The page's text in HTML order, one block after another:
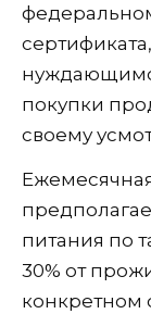
покупки
своему
питания по
30% от
конкретном